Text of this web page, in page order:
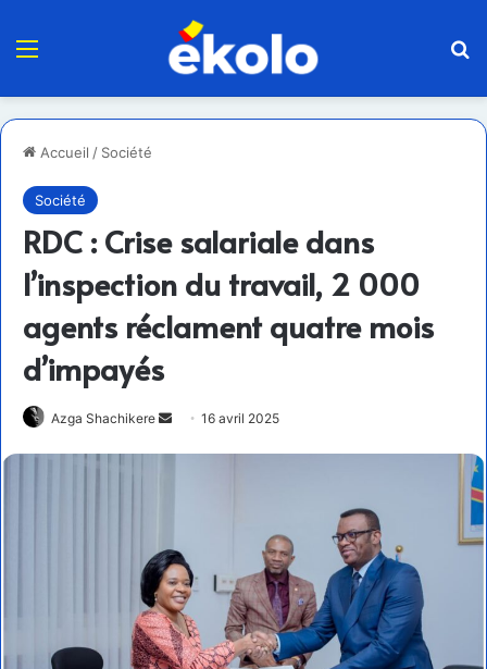
Menu
Accueil / Société
Société
RDC : Crise salariale dans
l’inspection du travail, 2 000
agents réclament quatre mois
d’impayés
Azga Shachikere
Envoyer16 avril 2025